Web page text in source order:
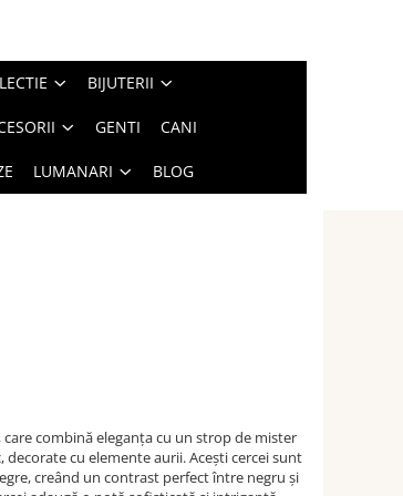
BIJUTERII
GENTI CANI
LUMANARI BLOG
combină eleganța cu un strop de mister
cu elemente aurii. Acești cercei sunt
creând un contrast perfect între negru și